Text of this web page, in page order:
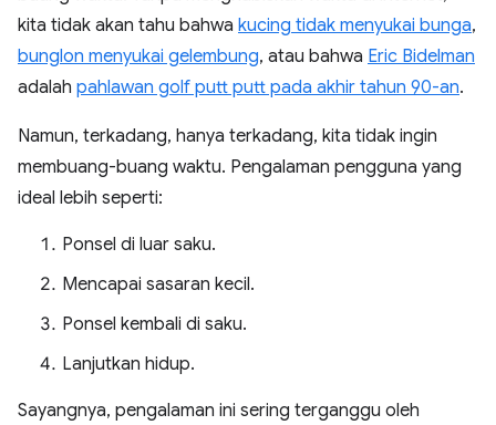
kita tidak akan tahu bahwa kucing tidak menyukai bunga,
bunglon menyukai gelembung, atau bahwa Eric Bidelman
adalah pahlawan golf putt putt pada akhir tahun 90-an.
Namun, terkadang, hanya terkadang, kita tidak ingin
membuang-buang waktu. Pengalaman pengguna yang
ideal lebih seperti:
Ponsel di luar saku.
Mencapai sasaran kecil.
Ponsel kembali di saku.
Lanjutkan hidup.
Sayangnya, pengalaman ini sering terganggu oleh